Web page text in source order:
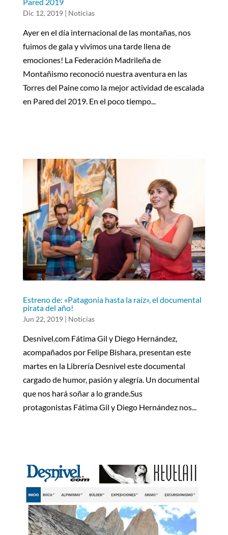
Dic 12, 2019| Noticias
Ayer en el día internacional de las montañas, nos
fuimos de gala y vivimos una tarde llena de
emociones! La Federación Madrileña de
Montañismo reconoció nuestra aventura en las
Torres del Paine como la mejor actividad de escalada
en Pared del 2019. En el poco tiempo...
Estreno de: «Patagonia hasta la raíz», el documental
pirata del año!
Jun 22, 2019| Noticias
Desnivel.com Fátima Gil y Diego Hernández,
acompañados por Felipe Bishara, presentan este
martes en la Librería Desnivel este documental
cargado de humor, pasión y alegría. Un documental
que nos hará soñar a lo grande.Sus
protagonistas Fátima Gil y Diego Hernández nos...